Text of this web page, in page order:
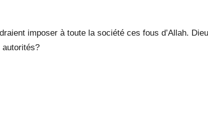
imposer à toute la société ces fous d’Allah.
autorités?